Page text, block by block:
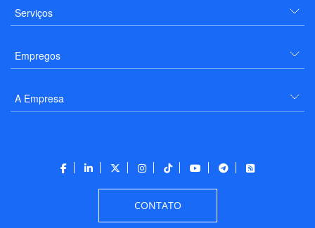
Serviços
Empregos
A Empresa
CONTATO